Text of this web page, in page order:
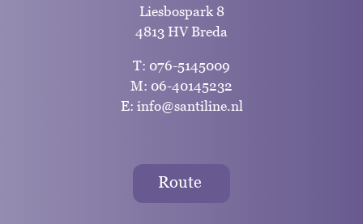
Liesbospark 8
4813 HV Breda
T: 076-5145009
M: 06-40145232
E: info@santiline.nl
Route